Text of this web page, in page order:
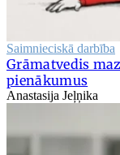
Saimnieciskā darbība
Grāmatvedis
pienākumus
Anastasija Jeļņika